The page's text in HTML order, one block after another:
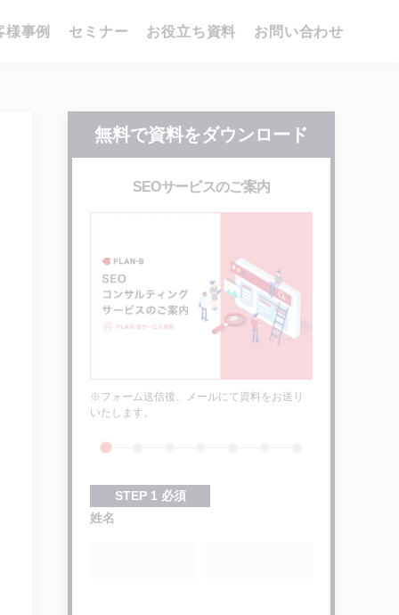
様事例 セミナー お役立ち資料 お問い合わせ
無料で資料をダウンロード
SEOサービスのご案内
※フォーム送信後、メールにて資料をお送り
いたします。
STEP 1 必須
姓名